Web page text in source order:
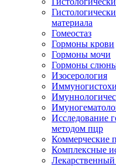
материала
Гомеостаз
Гормоны крови
Гормоны мочи
Гормоны
Изосерология
Исследование
методом пцр
Коммерческие
Комплексные